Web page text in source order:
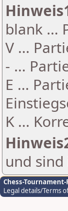
blank ...
V ...
- ...
E ...
K ...
und
Chess-
Legal details/Terms